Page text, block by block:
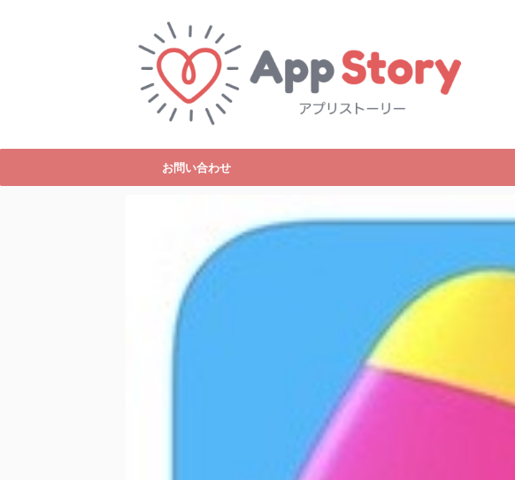
お問い合わせ